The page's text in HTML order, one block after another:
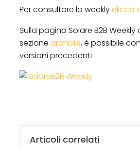
Per consultare la weeklyclicca
Sulla pagina Solare B2B Weekly
sezione archivio, è possibile
versioni precedenti
Articoli correlati